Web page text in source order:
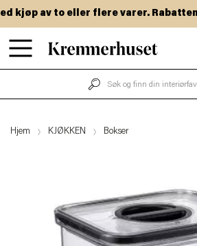
Hopp
til
kjøp av to eller flere varer. Rabatten
Hjem KJØKKEN Bokser